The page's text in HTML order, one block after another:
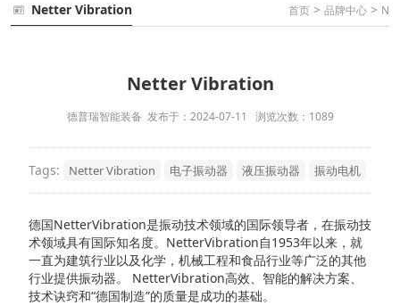
Netter Vibration 首页 > 品牌中心 > N
Netter Vibration
德普瑞智能装备 发布于：2024-07-11 浏览次数：1089
Tags: Netter Vibration 电子振动器 液压振动器 振动电机
德国NetterVibration是振动技术领域的国际领导者，在振动技
术领域具有国际知名度。NetterVibration自1953年以来，就
一直为建筑行业以及化学，机械工程和食品行业等广泛的其他
行业提供振动器。 NetterVibration高效、智能的解决方案、
技术诀窍和“德国制造”的质量是成功的基础。